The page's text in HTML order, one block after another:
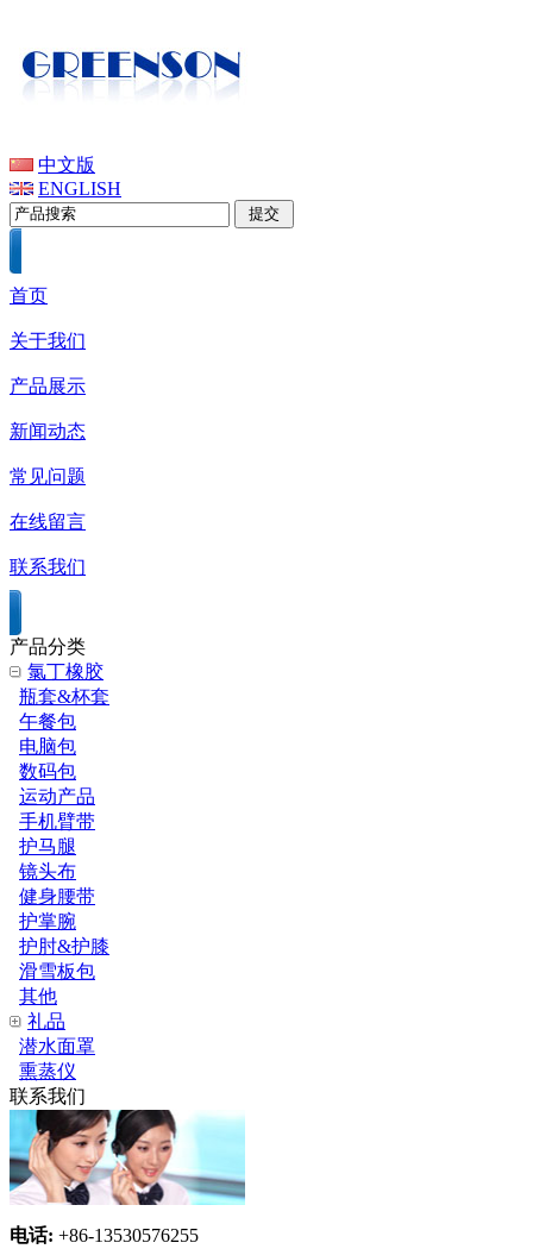
中文版
ENGLISH
首页
关于我们
产品展示
新闻动态
常见问题
在线留言
联系我们
产品分类
氯丁橡胶
瓶套&杯套
午餐包
电脑包
数码包
运动产品
手机臂带
护马腿
镜头布
健身腰带
护掌腕
护肘&护膝
滑雪板包
其他
礼品
潜水面罩
熏蒸仪
联系我们
电话: +86-13530576255